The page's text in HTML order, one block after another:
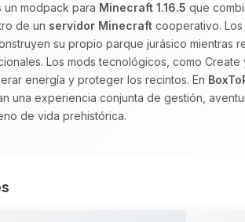
un modpack para Minecraft 1.16.5 que
de un servidor Minecraft cooperativo.
su propio parque jurásico mientras
Los mods tecnológicos, como
energía y proteger los recintos. En
una experiencia conjunta de gestión,
de vida prehistórica.